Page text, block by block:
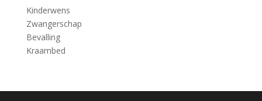
Kinderwens
Zwangerschap
Bevalling
Kraambed